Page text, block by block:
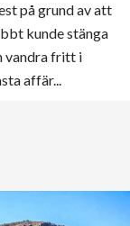
på grund av att
kunde stänga
vandra fritt i
affär...